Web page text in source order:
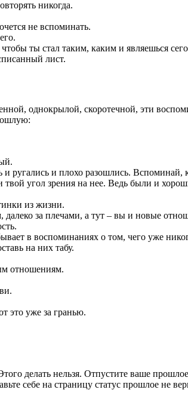
никогда.
не вспоминать.
ты стал таким, каким и являешься
лист.
однокрылой, скоротечной, эти
ругались и плохо разошлись.
угол зрения на нее. Ведь были и
из жизни.
далеко за плечами, а тут – вы и новые
в воспоминаниях о том, чего уже
на них табу.
отношениям.
это уже за гранью.
делать нельзя. Отпустите ваше
себе на страницу статус прошлое не